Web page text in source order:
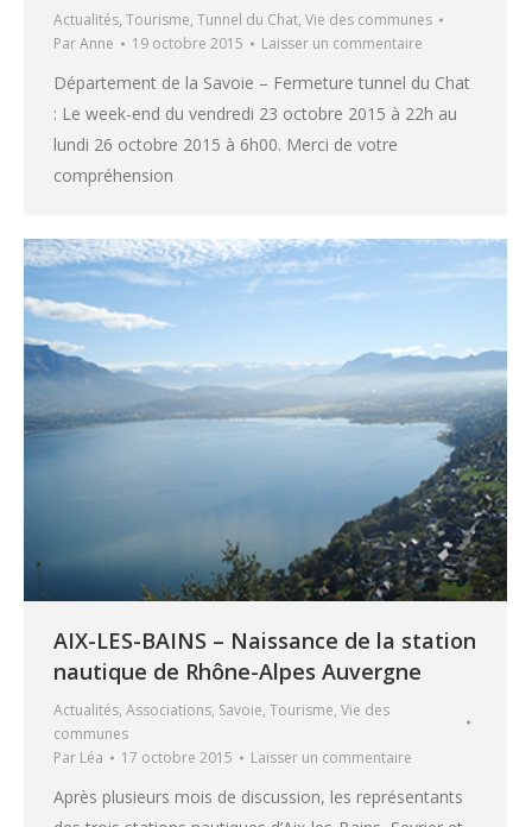
Actualités, Tourisme, Tunnel du Chat, Vie des communes
ParAnne 19 octobre 2015 Laisser un commentaire
Département de la Savoie – Fermeture tunnel du Chat
: Le week-end du vendredi 23 octobre 2015 à 22h au
lundi 26 octobre 2015 à 6h00. Merci de votre
compréhension
AIX-LES-BAINS – Naissance de la station
nautique de Rhône-Alpes Auvergne
Actualités, Associations, Savoie, Tourisme, Vie des
communes
Par Léa 17 octobre 2015 Laisser un commentaire
Après plusieurs mois de discussion, les représentants